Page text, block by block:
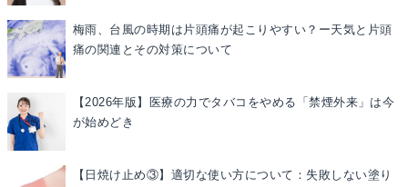
梅雨、台風の時期は片頭痛が起こりやすい？ー天気と片頭
痛の関連とその対策について
【2026年版】医療の力でタバコをやめる「禁煙外来」は今
が始めどき
【日焼け止め③】適切な使い方について：失敗しない塗り